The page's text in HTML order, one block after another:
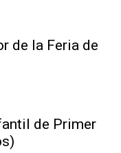
de la Feria de
de Primer